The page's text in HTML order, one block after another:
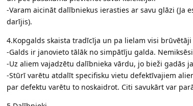
-Varam aicināt dalībniekus ierasties ar savu glāzi (Ja
darījis).
4.Kopgalds skaista tradīcīja un pa lielam visi brūvētāji
-Galds ir janovieto tālāk no simpātīju galda.
-Uz aliem vajadzētu dalībnieka vārdu, jo bieži gadās
-Stūrī varētu atdalīt specifisku vietu defektīvajiem
par defektu varētu to noskaidrot. Citi savukārt var